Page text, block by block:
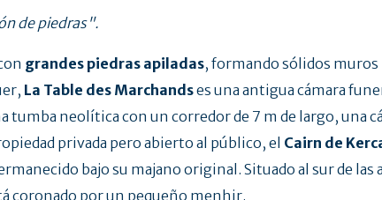
de piedras".
grandes piedras apiladas, formando sólidos
La Table des Marchandses una antigua cámara
tumba neolítica con un corredor de 7 m de largo, una
privada pero abierto al público, el Cairn de
bajo su majano original. Situado al sur de
coronado por un pequeño menhir.